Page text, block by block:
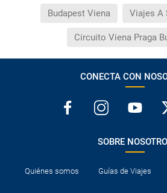
Budapest Viena Viajes A
Circuito Viena Praga
CONECTA CON
SOBRE
Quiénes somos Guías de Viajes